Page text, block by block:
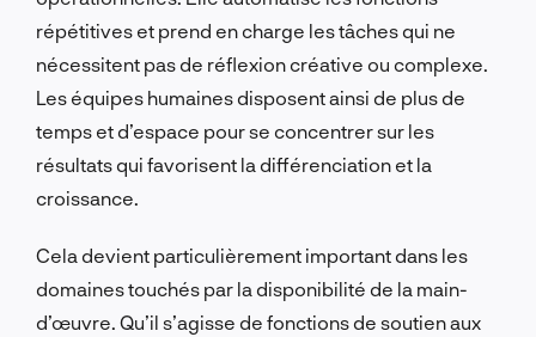
répétitives et prend en charge les tâches qui ne
nécessitent pas de réflexion créative ou complexe.
Les équipes humaines disposent ainsi de plus de
temps et d’espace pour se concentrer sur les
résultats qui favorisent la différenciation et la
croissance.
Cela devient particulièrement important dans les
domaines touchés par la disponibilité de la main-
d’œuvre. Qu’il s’agisse de fonctions de soutien aux